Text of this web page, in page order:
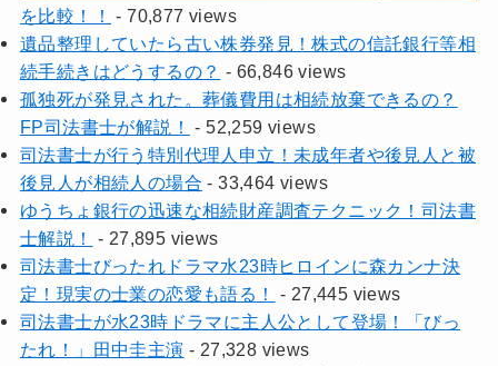
を比較！！
- 70,877 views
遺品整理していたら古い株券発見！株式の信託銀行等相
続手続きはどうするの？ - 66,846 views
孤独死が発見された。葬儀費用は相続放棄できるの？
FP司法書士が解説！
- 52,259 views
司法書士が行う特別代理人申立！未成年者や後見人と被
後見人が相続人の場合 - 33,464 views
ゆうちょ銀行の迅速な相続財産調査テクニック！司法書
士解説！
- 27,895 views
司法書士びったれドラマ水23時ヒロインに森カンナ決
定！現実の士業の恋愛も語る！
- 27,445 views
司法書士が水23時ドラマに主人公として登場！「びっ
たれ！」田中圭主演 - 27,328 views